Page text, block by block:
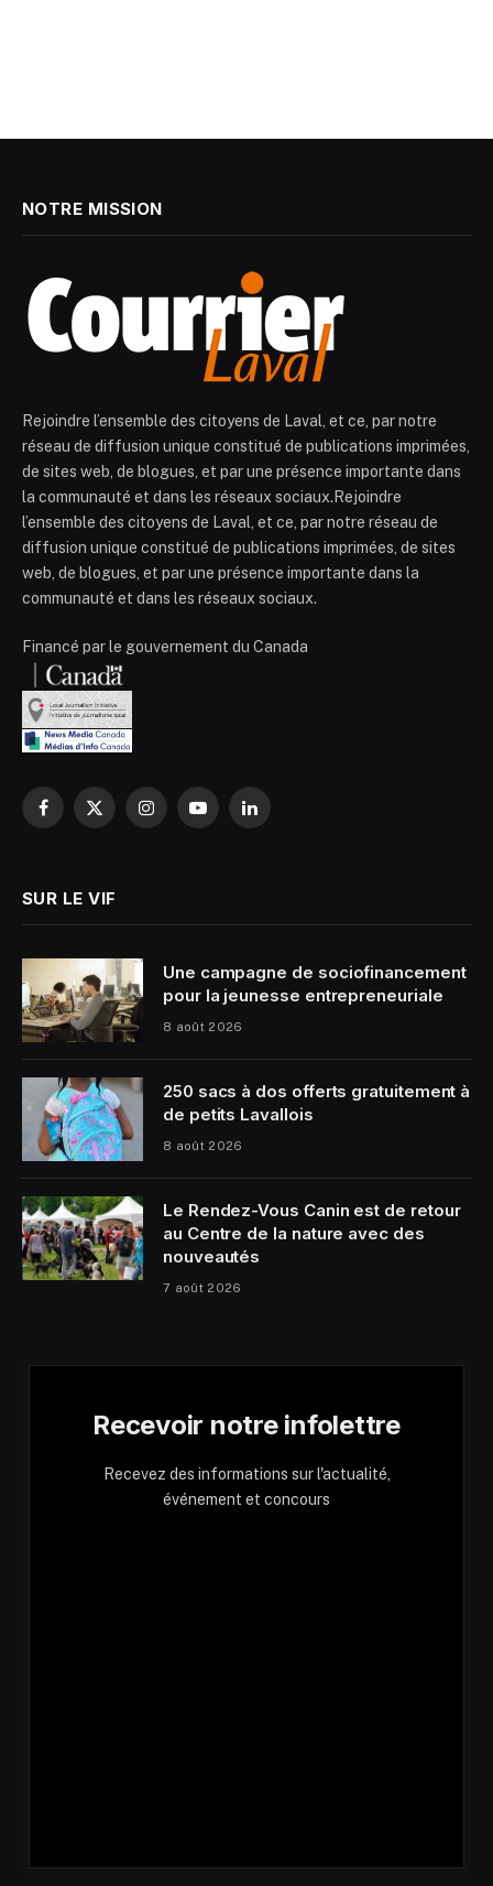
NOTRE MISSION
Rejoindre l’ensemble des citoyens de Laval, et ce, par notre
réseau de diffusion unique constitué de publications imprimées,
de sites web, de blogues, et par une présence importante dans
la communauté et dans les réseaux sociaux.Rejoindre
l’ensemble des citoyens de Laval, et ce, par notre réseau de
diffusion unique constitué de publications imprimées, de sites
web, de blogues, et par une présence importante dans la
communauté et dans les réseaux sociaux.
Financé par le gouvernement du Canada
Facebook
X
InstagramYouTubeLinkedIn
SUR LE VIF
Une campagne de sociofinancement
pour la jeunesse entrepreneuriale
8 août 2026
250 sacs à dos offerts gratuitement à
de petits Lavallois
8 août 2026
Le Rendez-Vous Canin est de retour
au Centre de la nature avec des
nouveautés
7 août 2026
Recevoir notre infolettre
Recevez des informations sur l'actualité,
événement et concours